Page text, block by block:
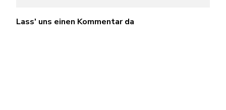
Lass' uns einen Kommentar da